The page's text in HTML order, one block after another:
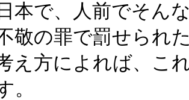
本で、人前でそん
敬の罪で罰せられ
え方によれば、こ
。